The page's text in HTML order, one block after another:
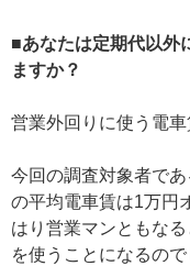
■あなたは定期代以外
ますか？
営業外回りに使う電
今回の調査対象者で
の平均電車賃は1万円
はり営業マンともな
を使うことになるので